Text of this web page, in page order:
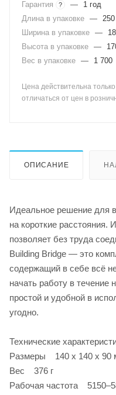
Гарантия
? —
1 год
Длина в упаковке — 250
Ширина в упаковке —
Высота в упаковке —
Вес в упаковке — 1 700
Цена действительна
отличаться от цен в
ОПИСАНИЕ
Идеальное решение для
на короткие расстояния.
позволяет без труда
Building Bridge — это
содержащий в себе всё
начать работу в течение
простой и удобной в
угодно.
Технические
Размеры 140 х 140 х 90
Вес 376 г
Рабочая частота